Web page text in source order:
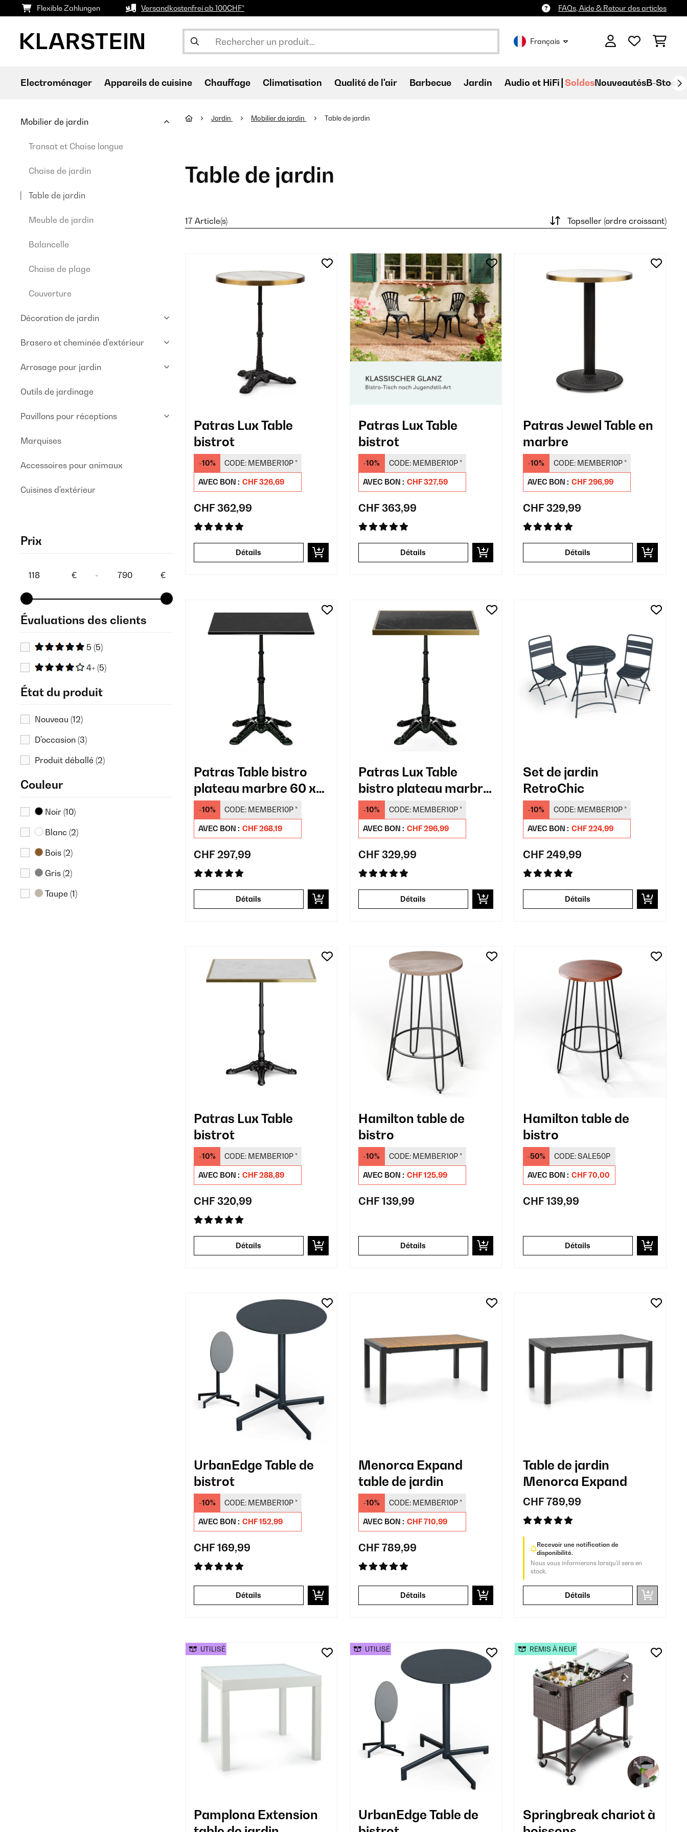
Flexible Zahlungen Versandkostenfrei ab 100CHF* FAQs, Aide & Retour des articles
Français
Electroménager Appareils de cuisine Chauffage Climatisation Qualité de l'air Barbecue Jardin Audio et HiFi SoldesNouveautésB-Stock
Mobilier de jardin
Transat et Chaise longue
Chaise de jardin
Table de jardin
Meuble de jardin
Balancelle
Chaise de plage
Couverture
Décoration de jardin
Brasero et cheminée d'extérieur
Arrosage pour jardin
Outils de jardinage
Pavillons pour réceptions
Marquises
Accessoires pour animaux
Cuisines d'extérieur
Prix
€ - €
Évaluations des clients
5 (5)
4+ (5)
État du produit
Nouveau (12)
D'occasion (3)
Produit déballé (2)
Couleur
Noir (10)
Blanc (2)
Bois (2)
Gris (2)
Taupe (1)
Jardin Mobilier de jardin Table de jardin
Table de jardin
17 Article(s) Topseller (ordre croissant)
Patras Lux Table
bistrot
-10% CODE: MEMBER10P *
AVEC BON : CHF 326,69
CHF 362,99
Détails
Patras Lux Table
bistrot
-10% CODE: MEMBER10P*
AVEC BON : CHF 327,59
CHF 363,99
Détails
Patras Jewel Table en
marbre
-10% CODE: MEMBER10P*
AVEC BON : CHF 296,99
CHF 329,99
Détails
Patras Table bistro
plateau marbre 60 x
60 cm
-10% CODE: MEMBER10P *
AVEC BON : CHF 268,19
CHF 297,99
Détails
Patras Lux Table
bistro plateau marbre
60 x 60 cm
-10% CODE: MEMBER10P*
AVEC BON : CHF 296,99
CHF 329,99
Détails
Set de jardin
RetroChic
-10% CODE: MEMBER10P*
AVEC BON : CHF 224,99
CHF 249,99
Détails
Patras Lux Table
bistrot
-10% CODE: MEMBER10P *
AVEC BON : CHF 288,89
CHF 320,99
Détails
Hamilton table de
bistro
-10% CODE: MEMBER10P*
AVEC BON : CHF 125,99
CHF 139,99
Détails
Hamilton table de
bistro
-50% CODE: SALE50P
AVEC BON : CHF 70,00
CHF 139,99
Détails
UrbanEdge Table de
bistrot
-10% CODE: MEMBER10P *
AVEC BON : CHF 152,99
CHF 169,99
Détails
Menorca Expand
table de jardin
-10% CODE: MEMBER10P*
AVEC BON : CHF 710,99
CHF 789,99
Détails
Table de jardin
Menorca Expand
CHF 789,99
Recevoir une notification de
disponibilité.
Nous vous informerons lorsqu’il sera en
stock.
Détails
Pamplona Extension
UTILISÉ
UrbanEdge Table de
UTILISÉ
Springbreak chariot à
REMIS À NEUF